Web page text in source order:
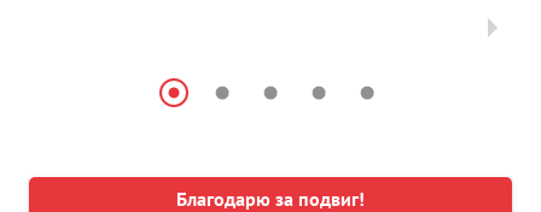
Благодарю за подвиг!